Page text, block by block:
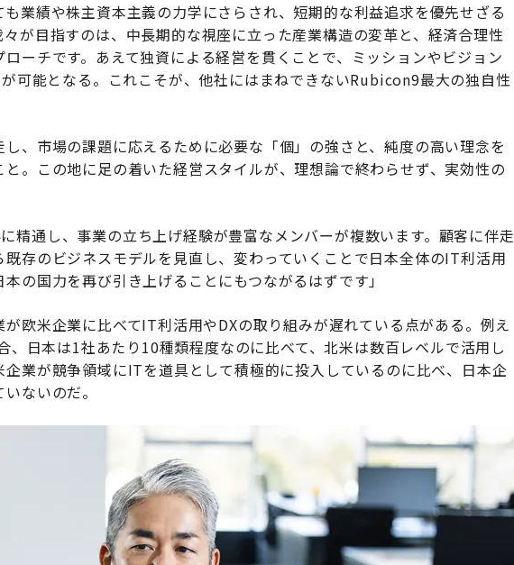
も業績や株主資本主義の力学にさらされ、短期的な利益追求を優先せざる
が目指すのは、中長期的な視座に立った産業構造の変革と、経済合理性
ーチです。あえて独資による経営を貫くことで、ミッションやビジョン
可能となる。これこそが、他社にはまねできないRubicon9最大の独自性
、市場の課題に応えるために必要な「個」の強さと、純度の高い理念を
。この地に足の着いた経営スタイルが、理想論で終わらせず、実効性の
精通し、事業の立ち上げ経験が豊富なメンバーが複数います。顧客に伴走
存のビジネスモデルを見直し、変わっていくことで日本全体のIT利活用
の国力を再び引き上げることにもつながるはずです」
欧米企業に比べてIT利活用やDXの取り組みが遅れている点がある。例え
、日本は1社あたり10種類程度なのに比べて、北米は数百レベルで活用し
業が競争領域にITを道具として積極的に投入しているのに比べ、日本企
ないのだ。